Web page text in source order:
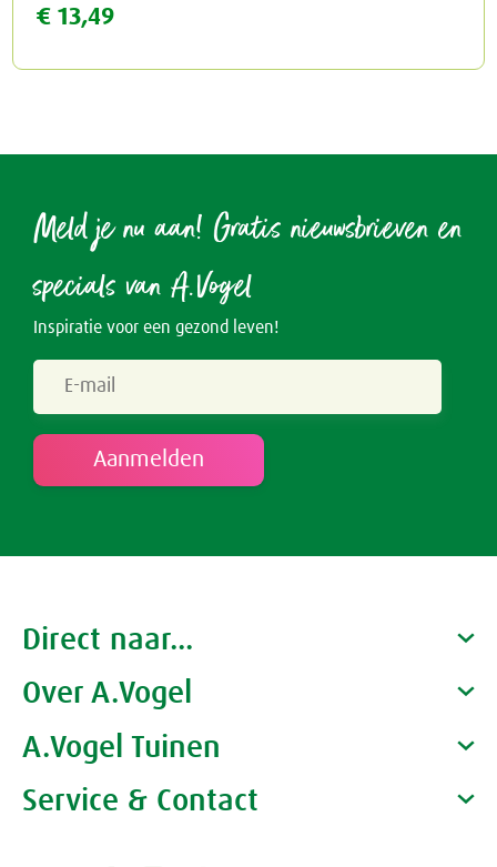
€ 13,49
Meld je nu aan! Gratis nieuwsbrieven en
specials van A.Vogel
Inspiratie voor een gezond leven!
Direct naar...
Producten
Gezondheidscoaches
Over A.Vogel
Alfred Vogel
Waarom A.Vogel kiezen
A.Vogel Tuinen
Over A.Vogel tuinen
Service & Contact